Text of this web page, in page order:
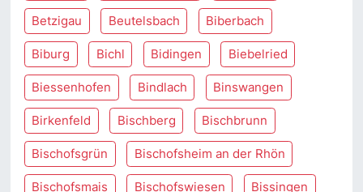
Betzigau Beutelsbach Biberbach
Biburg Bichl Bidingen Biebelried
Biessenhofen Bindlach Binswangen
Birkenfeld Bischberg Bischbrunn
Bischofsgrün Bischofsheim an der Rhön
Bischofsmais Bischofswiesen Bissingen